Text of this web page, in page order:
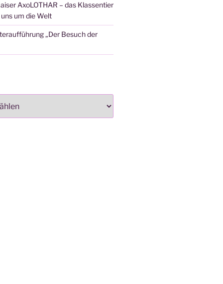
AxoLOTHAR – das Klassentier
um die Welt
„Der Besuch der